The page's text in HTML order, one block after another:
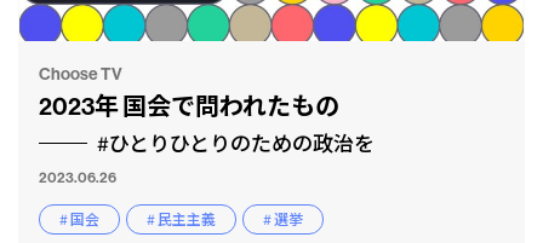
Choose TV
2023年 国会で問われたもの
#ひとりひとりのための政治を
2023.06.26
# 国会 # 民主主義 # 選挙